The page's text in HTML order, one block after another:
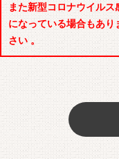
また新型コロナウイル
になっている場合もあ
さい 。